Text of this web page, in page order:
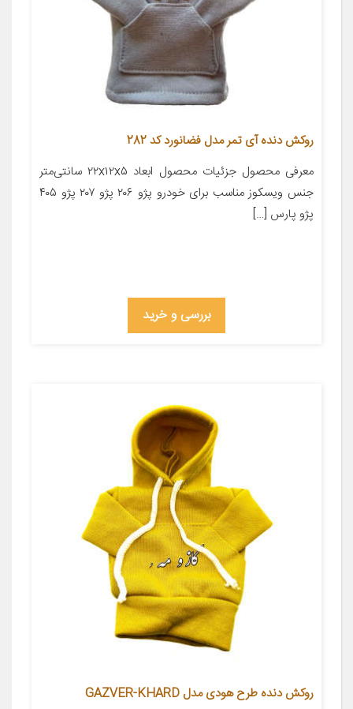
روکش دنده آی تمر مدل فضانورد کد 282
معرفی محصول جزئیات محصول ابعاد ۲۲x۱۲x۵ سانتی‌متر
جنس ویسکوز مناسب برای خودرو پژو ۲۰۶ پژو ۲۰۷ پژو ۴۰۵
پژو پارس […]
بررسی و خرید
روکش دنده طرح هودی مدل GAZVER-KHARD